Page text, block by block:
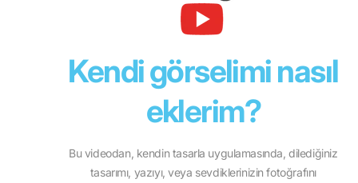
Kendi görselimi nasıl
eklerim?
Bu videodan, kendin tasarla uygulamasında, dilediğiniz
tasarımı, yazıyı, veya sevdiklerinizin fotoğrafını